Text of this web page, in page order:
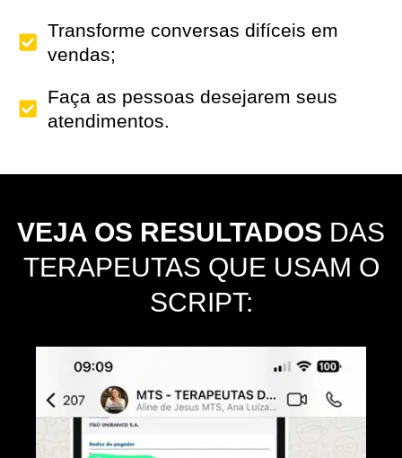
Transforme conversas difíceis em
vendas;
Faça as pessoas desejarem seus
atendimentos.
VEJA OS RESULTADOS DAS
TERAPEUTAS QUE USAM O
SCRIPT: